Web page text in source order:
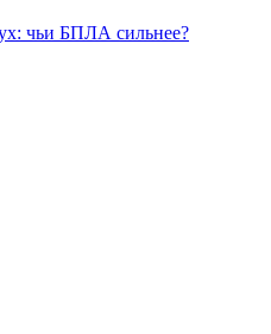
чьи БПЛА сильнее?